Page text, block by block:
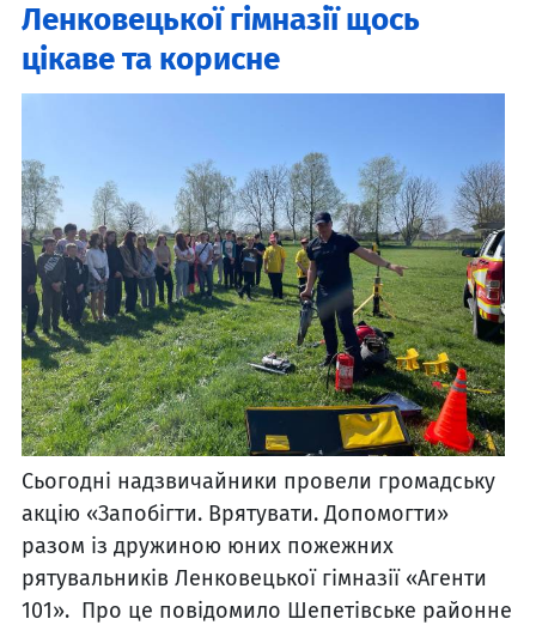
Ленковецької гімназії щось
цікаве та корисне
Сьогодні надзвичайники провели громадську
акцію «Запобігти. Врятувати. Допомогти»
разом із дружиною юних пожежних
рятувальників Ленковецької гімназії «Агенти
101». Про це повідомило Шепетівське районне